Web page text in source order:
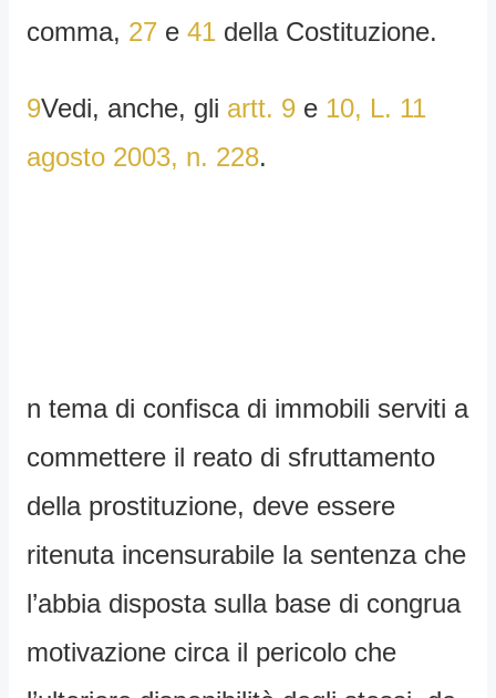
comma, 27e 41della Costituzione.
9Vedi, anche, gli artt. 9e 10, L. 11
agosto 2003, n. 228.
n tema di confisca di immobili serviti a
commettere il reato di sfruttamento
della prostituzione, deve essere
ritenuta incensurabile la sentenza che
l’abbia disposta sulla base di congrua
motivazione circa il pericolo che